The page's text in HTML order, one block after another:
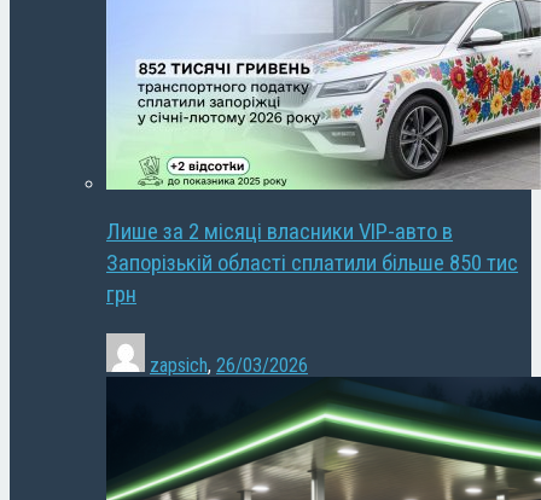
Лише за 2 місяці власники VIP-авто в
Запорізькій області сплатили більше 850 тис
грн
zapsich, 26/03/2026